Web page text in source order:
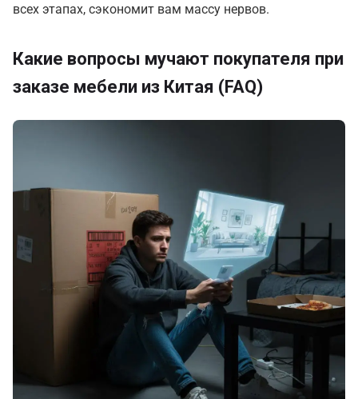
всех этапах, сэкономит вам массу нервов.
Какие вопросы мучают покупателя при
заказе мебели из Китая (FAQ)